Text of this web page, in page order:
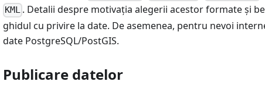
KML . Detalii despre motivația alegerii acestor formate și
ghidul cu privire la date. De asemenea, pentru nevoi
date PostgreSQL/PostGIS.
Publicare datelor